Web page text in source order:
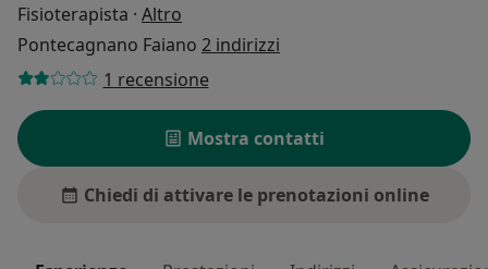
Fisioterapista · Altro
Pontecagnano Faiano 2 indirizzi
1 recensione
Mostra contatti
Chiedi di attivare le prenotazioni online